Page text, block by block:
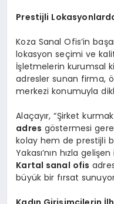
Prestijli
Koza Sanal Ofis’in
lokasyon seçimi ve
İşletmelerin kurumsal
adresler sunan firma,
merkezi konumuyla
Alaçayır, “Şirket
adres göstermesi
kolay hem de prestijli
Yakası’nın hızla
Kartal sanal ofis
büyük bir fırsat